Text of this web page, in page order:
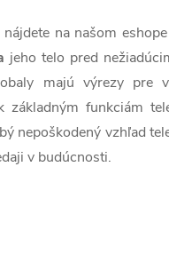
na našom
jeho telo pred
majú výrezy pre
funkciám
nepoškodený vzhľad
v budúcnosti.